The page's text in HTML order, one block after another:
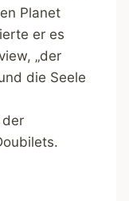
Planet
er es
„der
die Seele
der